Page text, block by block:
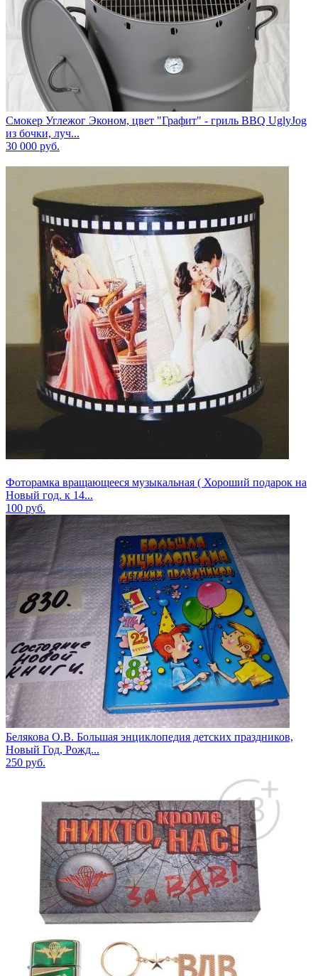
Смокер Углежог Эконом, цвет "Графит" - гриль BBQ UglyJog
из бочки, луч...
30 000 руб.
Фоторамка вращающееся музыкальная ( Хороший подарок на
Новый год. к 14...
100 руб.
Белякова О.В. Большая энциклопедия детских праздников,
Новый Год, Рожд...
250 руб.